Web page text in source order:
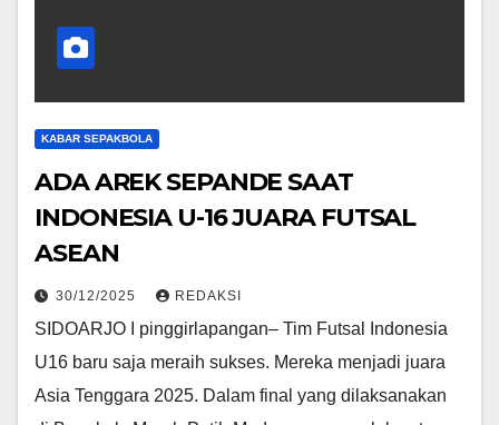
KABAR SEPAKBOLA
ADA AREK SEPANDE SAAT
INDONESIA U-16 JUARA FUTSAL
ASEAN
30/12/2025 REDAKSI
SIDOARJO I pinggirlapangan– Tim Futsal Indonesia
U16 baru saja meraih sukses. Mereka menjadi juara
Asia Tenggara 2025. Dalam final yang dilaksanakan